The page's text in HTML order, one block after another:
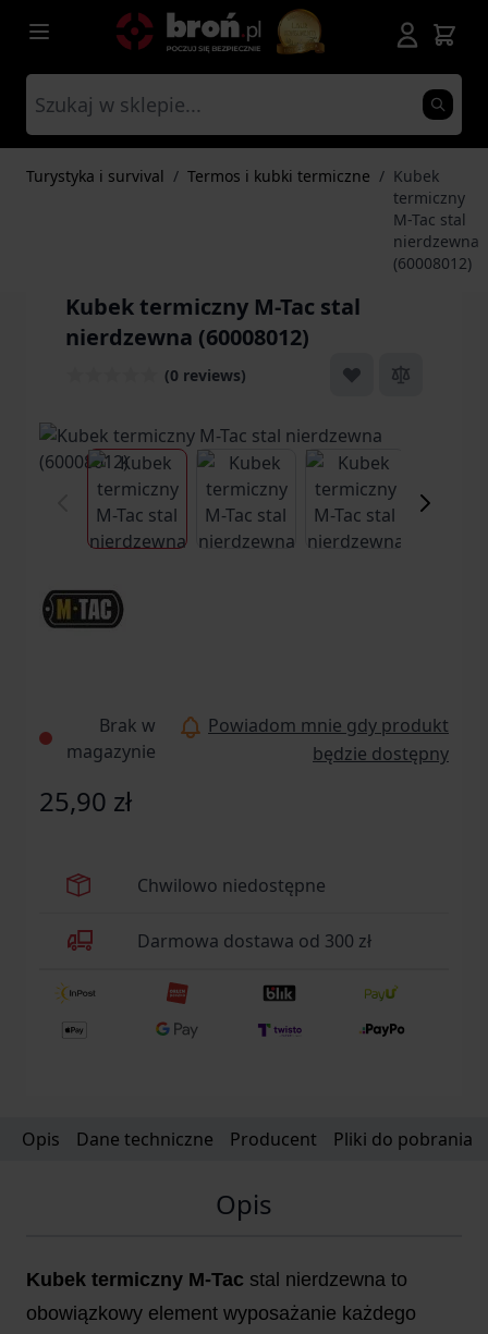
Przejdź do treści
Turystyka i survival / Termos i kubki termiczne / Kubek
termiczny
M-Tac stal
nierdzewna
(60008012)
Kubek termiczny M-Tac stal
nierdzewna (60008012)
(0 reviews)
View larger imageView larger imageView larger
Brak w
magazynie
Powiadom mnie gdy produkt
będzie dostępny
25,90 zł
Chwilowo niedostępne
Darmowa dostawa od 300 zł
Opis Dane techniczne Producent Pliki do pobrania
Opis
Kubek termiczny M-Tac stal nierdzewna to
obowiązkowy element wyposażanie każdego